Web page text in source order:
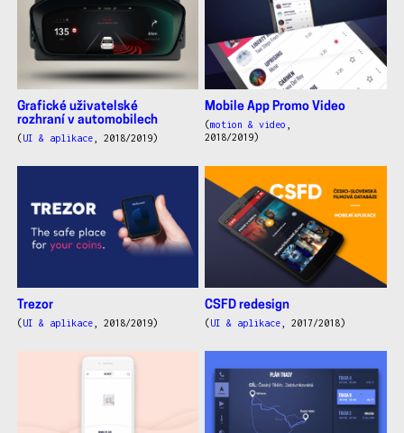
Grafické uživatelské
rozhraní v automobilech
(UI & aplikace, 2018/2019)
Mobile App Promo Video
(motion & video
2018/2019)
Trezor
(UI & aplikace, 2018/2019)
CSFD redesign
(UI & aplikace , 2017/2018)